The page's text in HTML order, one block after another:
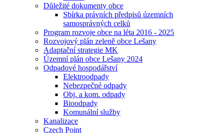
Důležité dokumenty obce
Sbírka právních předpisů územních
samosprávných celků
Program rozvoje obce na léta 2016 - 2025
Rozvojový plán zeleně obce Lešany
Adaptační strategie MK
Územní plán obce Lešany 2024
Odpadové hospodářství
Elektroodpady
Nebezpečné odpady
Obj. a kom. odpady
Bioodpady
Komunální služby
Kanalizace
Czech Point